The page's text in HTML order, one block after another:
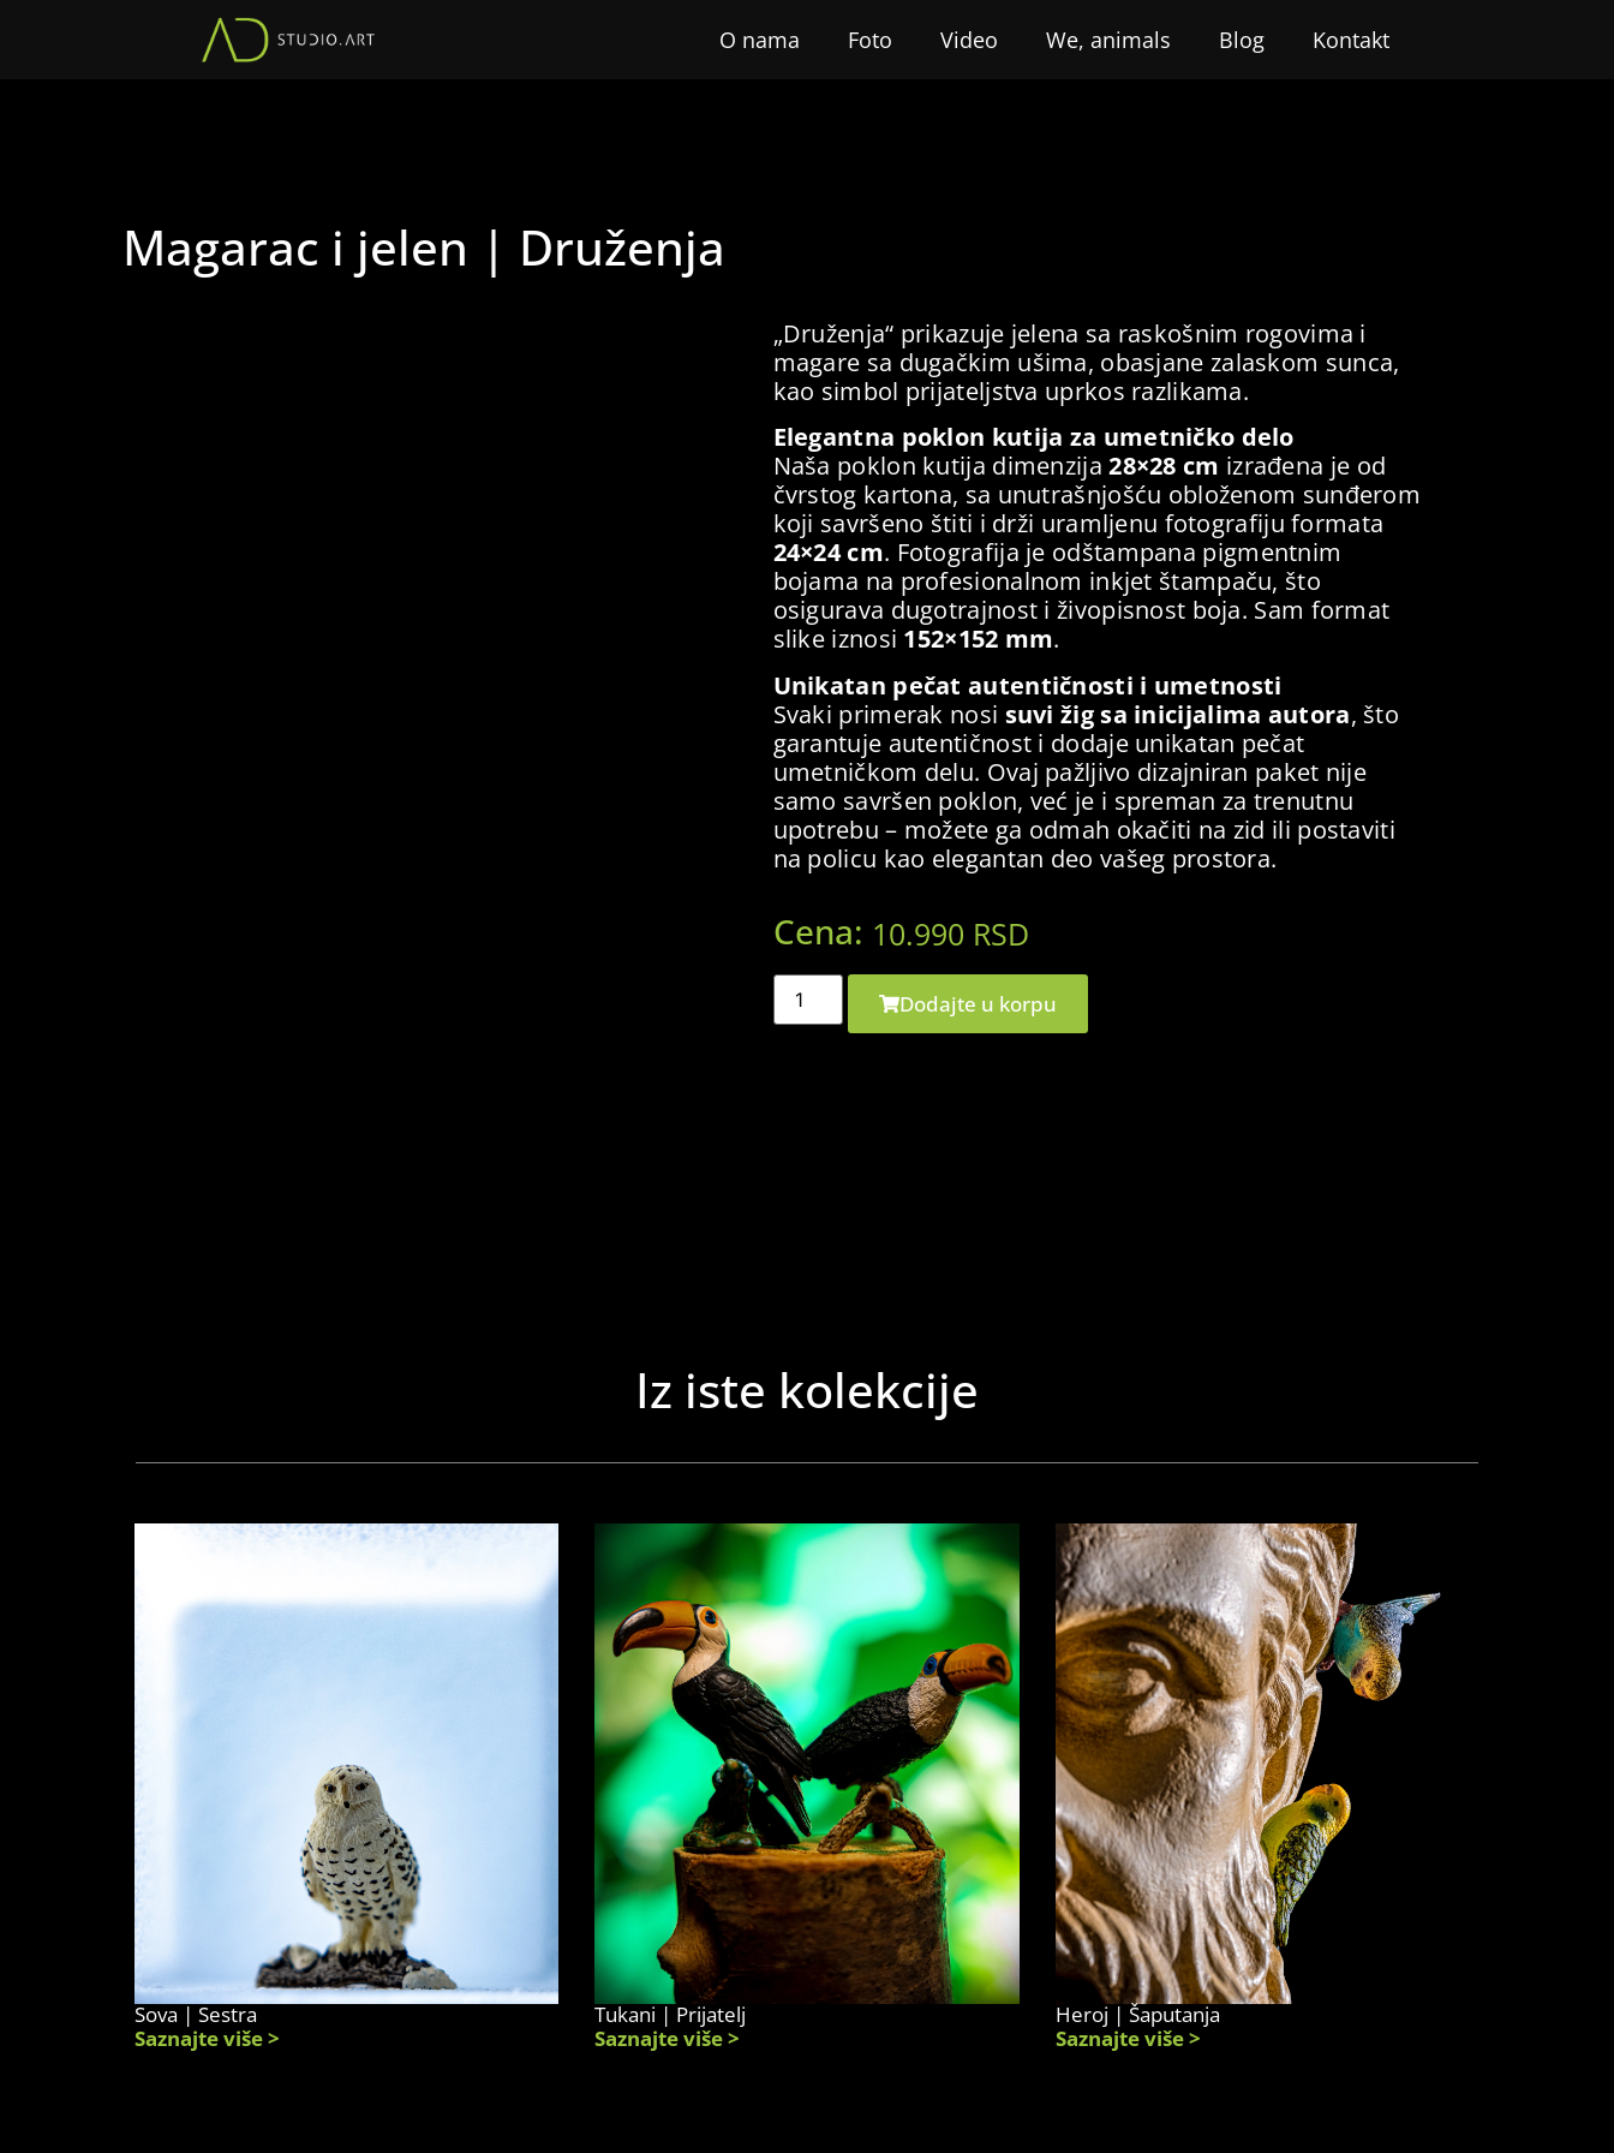
O nama Foto Video We, animals Blog Kontakt
Magarac i jelen | Druženja
„Druženja“ prikazuje jelena sa raskošnim rogovima i
magare sa dugačkim ušima, obasjane zalaskom sunca,
kao simbol prijateljstva uprkos razlikama.
Elegantna poklon kutija za umetničko delo
Naša poklon kutija dimenzija28×28 cm izrađena je od
čvrstog kartona, sa unutrašnjošću obloženom sunđerom
koji savršeno štiti i drži uramljenu fotografiju formata
24×24 cm. Fotografija je odštampana pigmentnim
bojama na profesionalnom inkjet štampaču, što
osigurava dugotrajnost i živopisnost boja. Sam format
slike iznosi 152×152 mm.
Unikatan pečat autentičnosti i umetnosti
Svaki primerak nosi suvi žig sa inicijalima autora, što
garantuje autentičnost i dodaje unikatan pečat
umetničkom delu. Ovaj pažljivo dizajniran paket nije
samo savršen poklon, već je i spreman za trenutnu
upotrebu – možete ga odmah okačiti na zid ili postaviti
na policu kao elegantan deo vašeg prostora.
10.990 RSD
Cena:
Dodajte u korpu
Iz iste kolekcije
Sova | Sestra
Saznajte više >
Tukani | Prijatelj
Saznajte više >
Heroj | Šaputanja
Saznajte više >